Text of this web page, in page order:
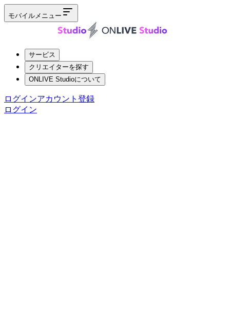
モバイルメニュー
サービス
クリエイターを探す
ONLIVE Studioについて
ログインアカウント登録
ログイン